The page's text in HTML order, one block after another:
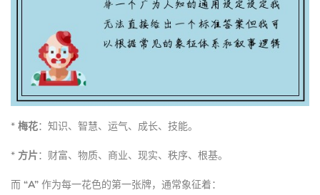
* 梅花：知识、智慧、运气、成长、技能。
* 方片：财富、物质、商业、现实、秩序、根基。
而 “A” 作为每一花色的第一张牌，通常象征着：